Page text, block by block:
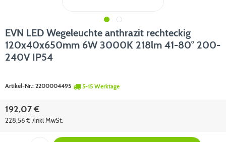
EVN LED Wegeleuchte anthrazit rechteckig
120x40x650mm 6W 3000K 218lm 41-80° 200-
240V IP54
Artikel-Nr.: 2200004495 5-15 Werktage
192,07 €
228,56 € /inkl MwSt.